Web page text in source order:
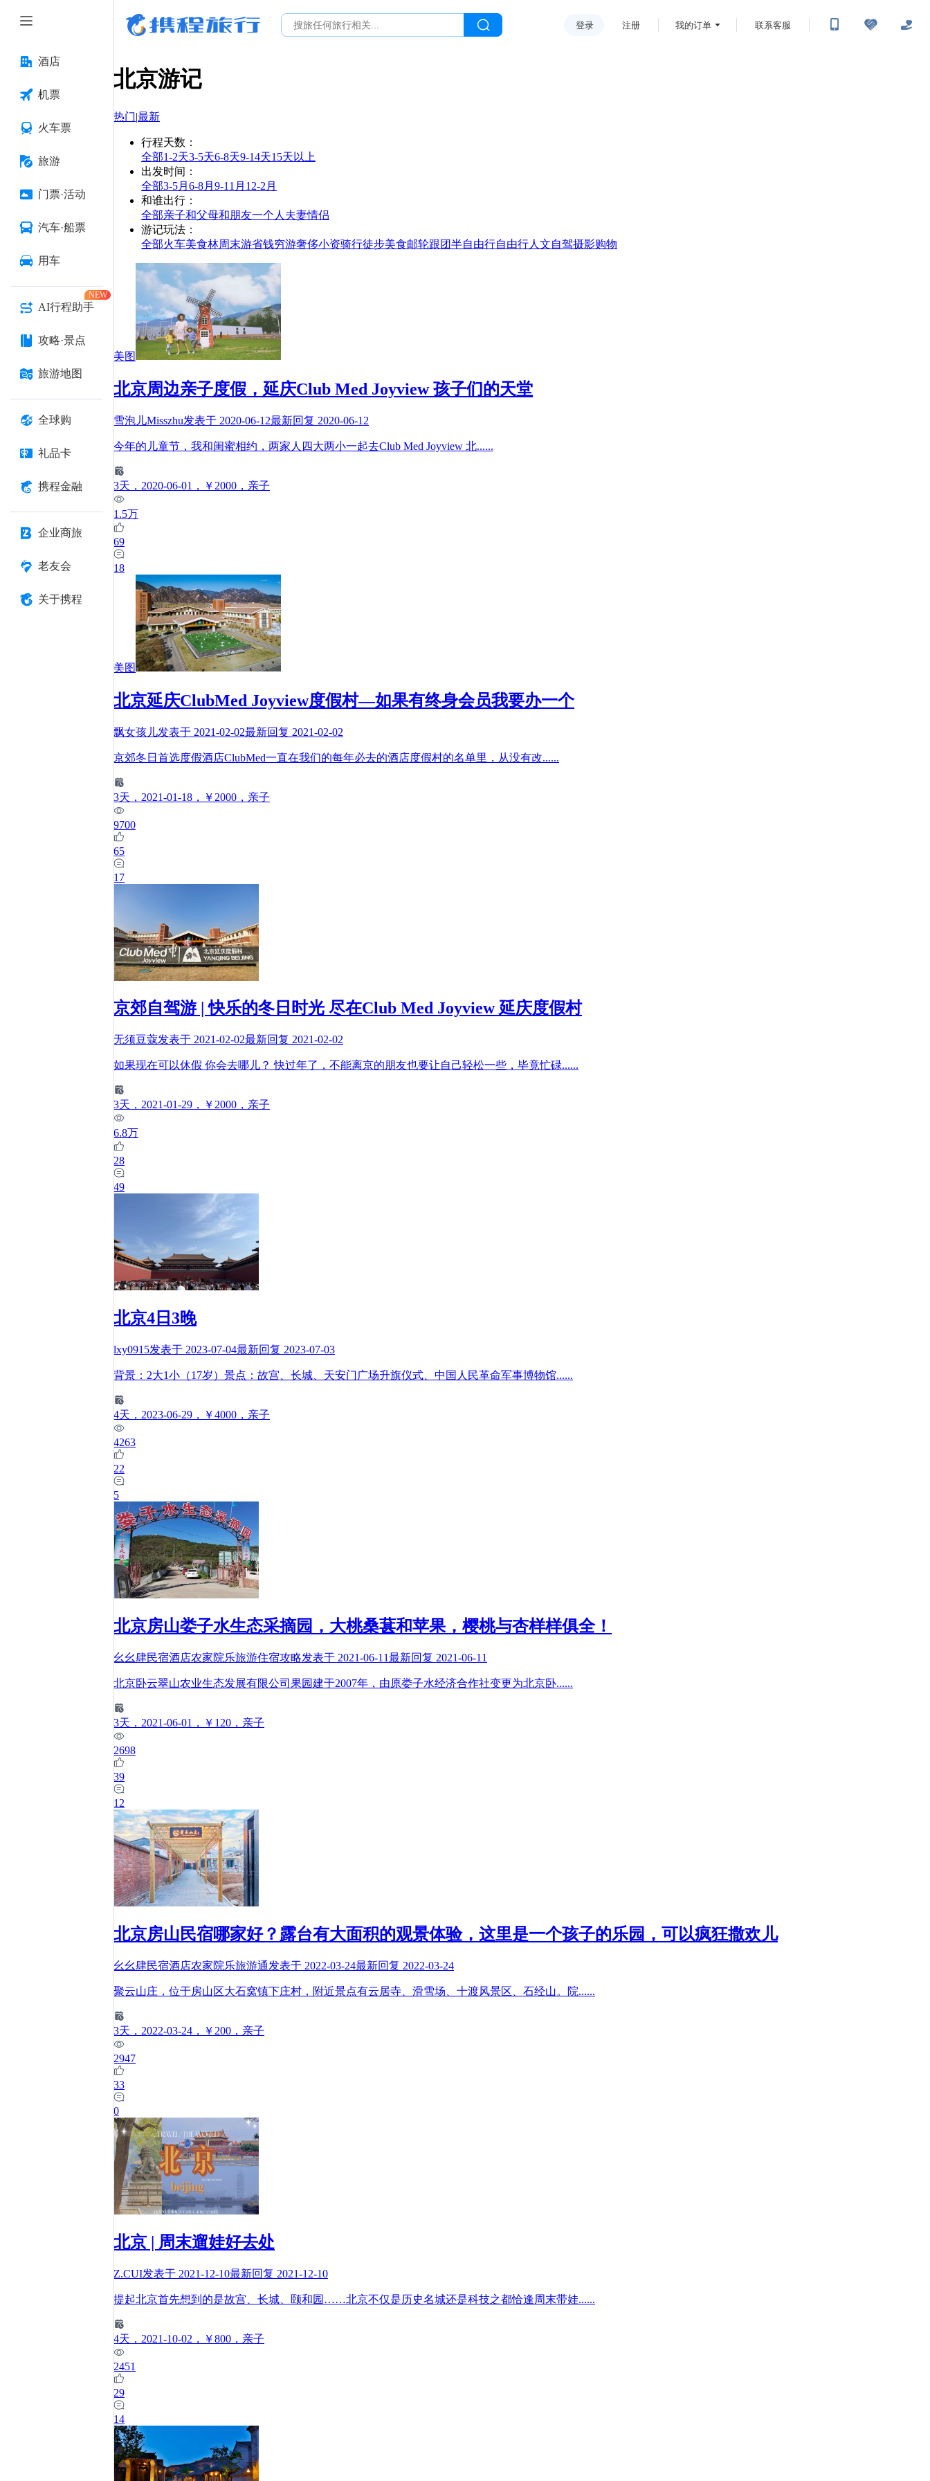
酒店
机票
火车票
旅游
门票·活动
汽车·船票
用车
AI行程助手
NEW
攻略·景点
旅游地图
全球购
礼品卡
携程金融
企业商旅
老友会
关于携程
登录 注册 我的订单 联系客服
北京游记
热门|最新
行程天数 ：
全部1-2天3-5天6-8天9-14天15天以上
出发时间 ：
全部3-5月 6-8月 9-11月 12-2月
和谁出行 ：
全部亲子和父母和朋友一个人 夫妻情侣
游记玩法 ：
全部火车美食林周末游省钱穷游奢侈小资骑行徒步美食邮轮跟团半自由行自由行人文自驾摄影购物
美图
北京周边亲子度假，延庆Club Med Joyview 孩子们的天堂
雪泡儿Misszhu发表于 2020-06-12最新回复 2020-06-12
今年的儿童节，我和闺蜜相约，两家人四大两小一起去Club Med Joyview 北......
3天 ，2020-06-01 ，￥2000 ，亲子
1.5万
69
18
美图
北京延庆ClubMed Joyview度假村—如果有终身会员我要办一个
飘女孩儿发表于 2021-02-02最新回复 2021-02-02
京郊冬日首选度假酒店ClubMed一直在我们的每年必去的酒店度假村的名单里，从没有改......
3天 ，2021-01-18 ，￥2000 ，亲子
9700
65
17
京郊自驾游 | 快乐的冬日时光 尽在Club Med Joyview 延庆度假村
无须豆蔻发表于 2021-02-02最新回复 2021-02-02
如果现在可以休假 你会去哪儿？ 快过年了，不能离京的朋友也要让自己轻松一些，毕竟忙碌......
3天 ，2021-01-29 ，￥2000 ，亲子
6.8万
28
49
北京4日3晚
lxy0915发表于 2023-07-04最新回复 2023-07-03
背景：2大1小（17岁）景点：故宫、长城、天安门广场升旗仪式、中国人民革命军事博物馆......
4天 ，2023-06-29 ，￥4000 ，亲子
4263
22
5
北京房山娄子水生态采摘园，大桃桑葚和苹果，樱桃与杏样样俱全！
幺幺肆民宿酒店农家院乐旅游住宿攻略发表于 2021-06-11最新回复 2021-06-11
北京卧云翠山农业生态发展有限公司果园建于2007年，由原娄子水经济合作社变更为北京卧......
3天 ，2021-06-01 ，￥120 ，亲子
2698
39
12
北京房山民宿哪家好？露台有大面积的观景体验，这里是一个孩子的乐园，可以疯狂撒欢儿
幺幺肆民宿酒店农家院乐旅游通发表于 2022-03-24最新回复 2022-03-24
聚云山庄，位于房山区大石窝镇下庄村，附近景点有云居寺、滑雪场、十渡风景区、石经山。院......
3天 ，2022-03-24 ，￥200 ，亲子
2947
33
0
北京 | 周末遛娃好去处
Z.CUI发表于 2021-12-10最新回复 2021-12-10
提起北京首先想到的是故宫、长城、颐和园……北京不仅是历史名城还是科技之都恰逢周末带娃......
4天 ，2021-10-02 ，￥800 ，亲子
2451
29
14